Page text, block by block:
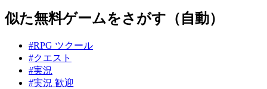
似た無料ゲームをさがす（自動）
#RPG ツクール
#クエスト
#実況
#実況 歓迎